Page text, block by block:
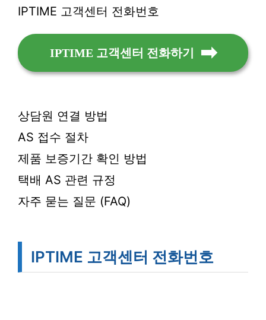
IPTIME 고객센터 전화번호
IPTIME 고객센터 전화하기
상담원 연결 방법
AS 접수 절차
제품 보증기간 확인 방법
택배 AS 관련 규정
자주 묻는 질문 (FAQ)
IPTIME 고객센터 전화번호